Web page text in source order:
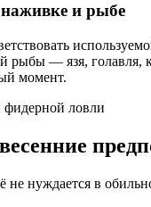
и рыбе
рыбы — язя, голавля,
момент.
не нуждается в